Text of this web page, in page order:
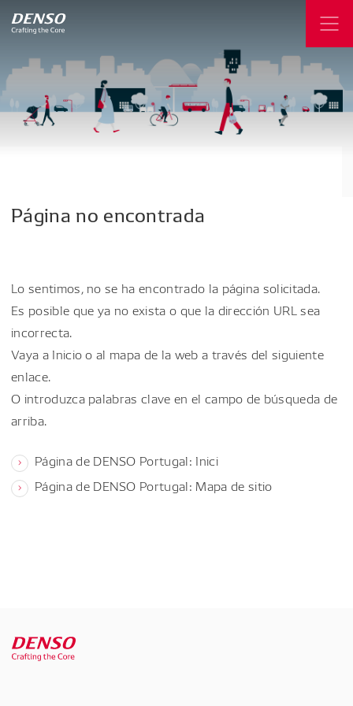
Página no encontrada
Lo sentimos, no se ha encontrado la página solicitada.
Es posible que ya no exista o que la dirección URL sea
incorrecta.
Vaya a Inicio o al mapa de la web a través del siguiente
enlace.
O introduzca palabras clave en el campo de búsqueda de
arriba.
Página de DENSO Portugal: Inici
Página de DENSO Portugal: Mapa de sitio